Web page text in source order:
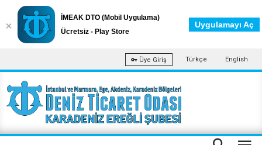
Üye Giriş Türkçe English
İMEAK DTO (Mobil Uygulama)
Ücretsiz - Play Store
Uygulamayı Aç